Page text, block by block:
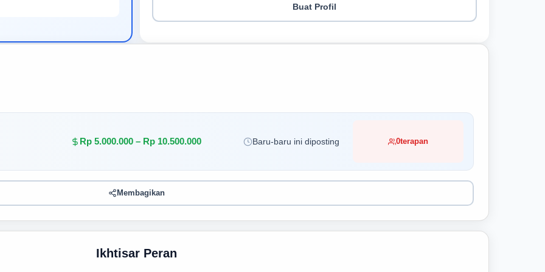
Rp 5.000.000 – Rp 10.500.000 Baru-baru ini diposting 0terapan
Membagikan
Ikhtisar Peran
Buat Profil